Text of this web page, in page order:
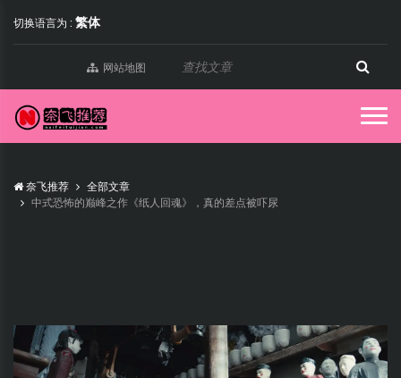
切换语言为 : 繁体
网站地图
奈飞推荐
全部文章
中式恐怖的巅峰之作《纸人回魂》，真的差点被吓尿